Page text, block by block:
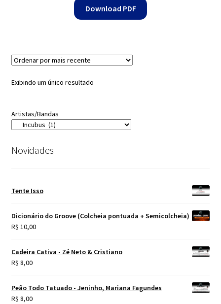
Download PDF
Exibindo um único resultado
Artistas/Bandas
Novidades
Tente Isso
Dicionário do Groove (Colcheia pontuada + Semicolcheia)
R$ 10,00
Cadeira Cativa - Zé Neto & Cristiano
R$ 8,00
Peão Todo Tatuado - Jeninho, Mariana Fagundes
R$ 8,00